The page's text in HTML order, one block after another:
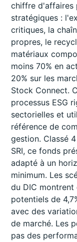
chiffre d'affaires
stratégiques :
critiques, la
propres, le
matériaux
moins 70% en
20% sur les
Stock Connect.
processus ESG
sectorielles et
référence de
gestion. Classé
SRI, ce fonds
adapté à un
minimum. Les
du DIC montrent
potentiels de
avec des
de marché. Les
pas des